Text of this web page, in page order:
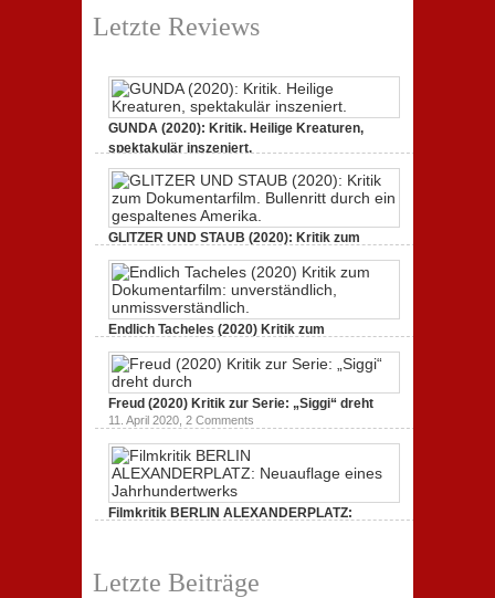
Letzte Reviews
GUNDA (2020): Kritik. Heilige Kreaturen,
spektakulär inszeniert.
GLITZER UND STAUB (2020): Kritik zum
Dokumentarfilm.
3. Oktober 2020,2 Comments
Endlich Tacheles (2020) Kritik zum
Dokumentarfilm: unverständlich,
19. Mai 2020,0 Comments
Freud (2020) Kritik zur Serie: „Siggi“ dreht
11. April 2020, 2 Comments
Filmkritik BERLIN ALEXANDERPLATZ:
Letzte Beiträge